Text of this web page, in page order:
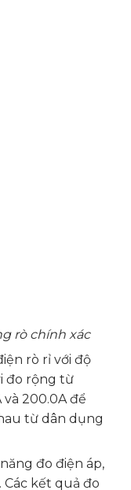
rò chính xác
rò rỉ với độ
đo rộng từ
và 200.0A để
từ dân dụng
đo điện áp,
kết quả đo